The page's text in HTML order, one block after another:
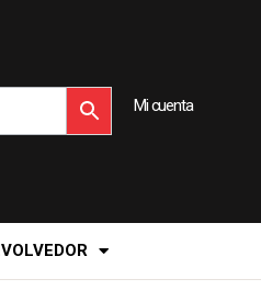
Mi cuenta